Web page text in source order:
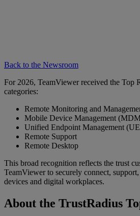
Back to the Newsroom
For 2026, TeamViewer received the Top
categories:
Remote Monitoring and
Mobile Device Management
Unified Endpoint Management
Remote Support
Remote Desktop
This broad recognition reflects the trust
TeamViewer to securely connect,
devices and digital workplaces.
About the TrustRadius